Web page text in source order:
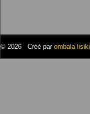
© 2026 Créé par ombala lisiki